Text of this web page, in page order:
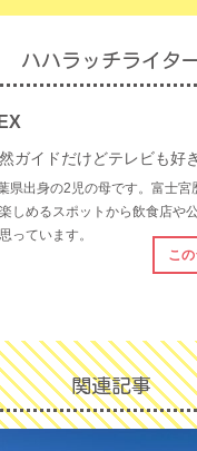
ハハラッチライタ
ガイドだけどテレビも好
県出身の2児の母です。富士
しめるスポットから飲食店や
っています。
こ
関連記事